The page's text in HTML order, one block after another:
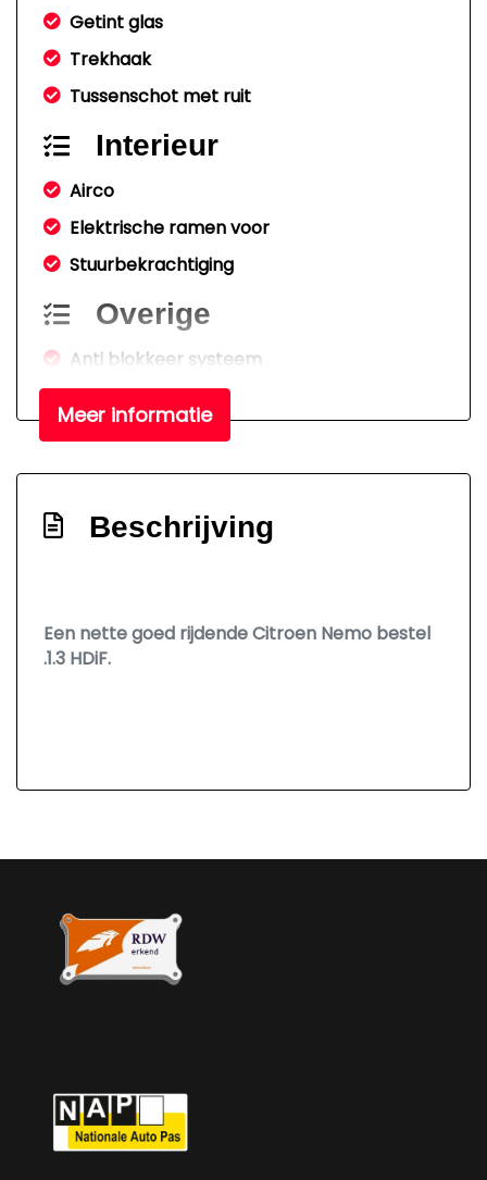
Getint glas
Trekhaak
Tussenschot met ruit
Interieur
Airco
Elektrische ramen voor
Stuurbekrachtiging
Overige
Anti blokkeer systeem
Bestuurdersairbag
Elektronisch stabiliteits programma
Meer informatie
Beschrijving
Een nette goed rijdende Citroen Nemo bestel
.1.3 HDiF.